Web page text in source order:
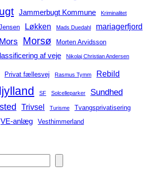
Jammerbugt Kommune Kriminalitet
Løkken Mads Duedahl mariagerfjord
Mors Morsø Morten Arvidsson
af veje Nikolaj Christian Andersen
Privat fællesvej Rasmus Tymm Rebild
SF Solcelleparker Sundhed
Trivsel Turisme Tvangsprivatisering
VE-anlæg Vesthimmerland